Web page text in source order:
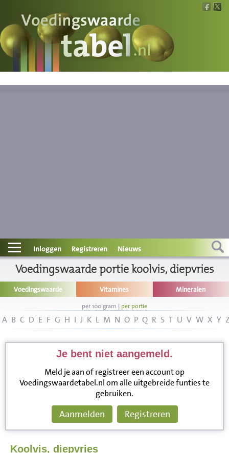
Voedingswaarde
Wat is wat?
Contact
Informatie
Disclaimer
Inloggen Registreren Nieuws
Voedingswaarde portie koolvis, diepvries
Voedingswaarde Vitamines Mineralen
per 100 gram | per portie
A B C D E F G H I J K L M N O P Q R S T U V W X Y
Je bent niet aangemeld.
Meld je aan of registreer een account op
Voedingswaardetabel.nl om alle uitgebreide funties te
gebruiken.
Aanmelden Registreren
Koolvis, diepvries